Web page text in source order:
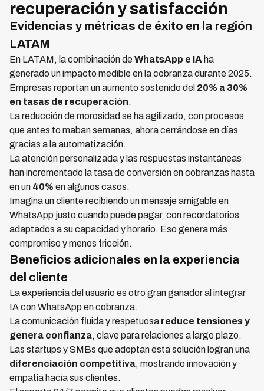
recuperación y satisfacción
Evidencias y métricas de éxito en la región
LATAM
En LATAM, la combinación deWhatsApp e IA ha
generado un impacto medible en la cobranza durante 2025.
Empresas reportan un aumento sostenido del 20% a 30%
en tasas de recuperación.
La reducción de morosidad se ha agilizado, con procesos
que antes to maban semanas, ahora cerrándose en días
gracias a la automatización.
La atención personalizada y las respuestas instantáneas
han incrementado la tasa de conversión en cobranzas hasta
en un 40% en algunos casos.
Imagina un cliente recibiendo un mensaje amigable en
WhatsApp justo cuando puede pagar, con recordatorios
adaptados a su capacidad y horario. Eso genera más
compromiso y menos fricción.
Beneficios adicionales en la experiencia
del cliente
La experiencia del usuario es otro gran ganador al integrar
IA con WhatsApp en cobranza.
La comunicación fluida y respetuosa reduce tensiones y
genera confianza, clave para relaciones a largo plazo.
Las startups y SMBs que adoptan esta solución logran una
diferenciación competitiva, mostrando innovación y
empatía hacia sus clientes.